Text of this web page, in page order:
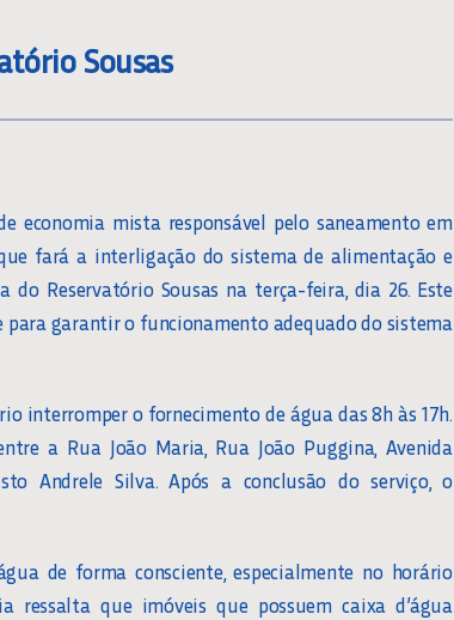
Sousas
economia mista responsável pelo saneamento em
fará a interligação do sistema de alimentação e
do Reservatório Sousas na terça-feira, dia 26. Este
para garantir o funcionamento adequado do sistema
interromper o fornecimento de água das 8h às 17h.
a Rua João Maria, Rua João Puggina, Avenida
Andrele Silva. Após a conclusão do serviço, o
de forma consciente, especialmente no horário
ressalta que imóveis que possuem caixa d’água